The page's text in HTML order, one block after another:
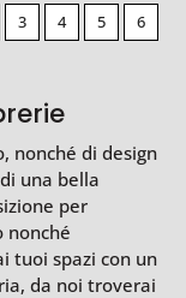
3 4 5 6
nonché di design
una bella
per
nonché
tuoi spazi con un
da noi troverai